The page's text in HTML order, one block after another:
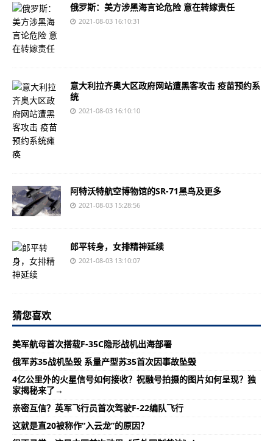
俄罗斯：美方涉黑海言论危险 意在转嫁责任
2021-08-03 16:10:31
意大利拉齐奥大区政府网站遭黑客攻击 疫苗预约系
统
2021-08-03 16:10:10
阿特沃特航空博物馆的SR-71黑鸟及更多
2021-08-03 15:28:56
郎平转身，女排精神延续
2021-08-03 13:10:07
猜您喜欢
美军航母首次搭载F-35C隐形战机出海部署
俄军苏35战机坠毁 系量产型苏35首次因事故坠毁
4亿公里外的火星信号如何接收？祝融号拍摄的图片如何呈现？独
家揭秘来了→
亲密互信？英军飞行员首次驾驶F-22编队飞行
这就是直20被称作“入云龙”的原因？